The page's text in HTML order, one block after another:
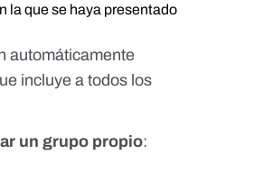
la que se haya presentado
automáticamente
incluye a todos los
un grupo propio: